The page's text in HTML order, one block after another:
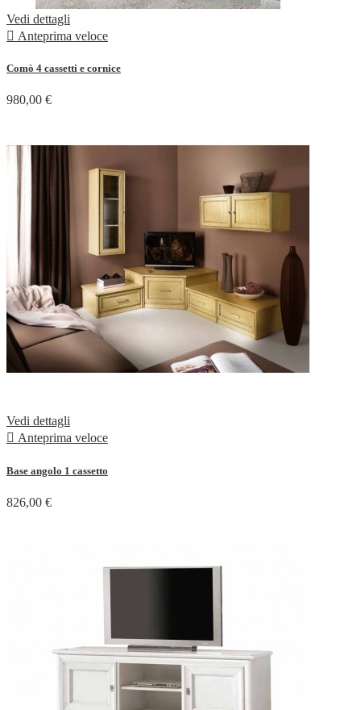
Vedi dettagli
 Anteprima veloce
Comò 4 cassetti e cornice
980,00 €
Vedi dettagli
 Anteprima veloce
Base angolo 1 cassetto
826,00 €